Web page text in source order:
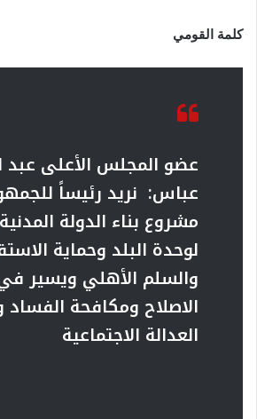
كلمة القومي
عضو المجلس الأعلى عبد
عباس: نريد رئيساً
مشروع بناء الدولة
لوحدة البلد وحماية
والسلم الأهلي ويسير
الاصلاح ومكافحة
العدالة الاجتماعية